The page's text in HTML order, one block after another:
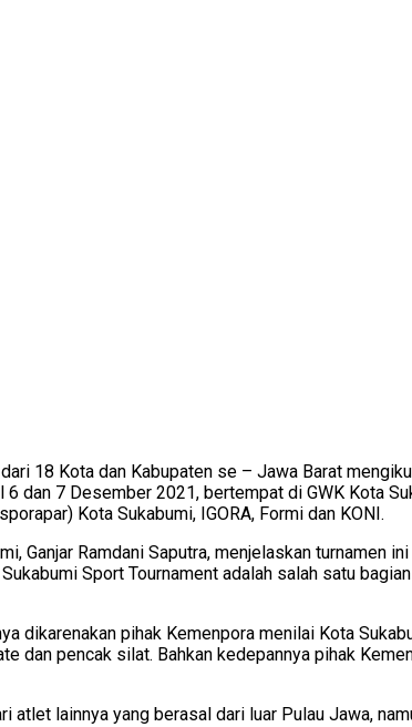
18 Kota dan Kabupaten se – Jawa Barat
dan 7 Desember 2021, bertempat di GWK Kota
Kota Sukabumi, IGORA, Formi dan KONI.
Ganjar Ramdani Saputra, menjelaskan turnamen
Sport Tournament adalah salah satu
dikarenakan pihak Kemenpora menilai Kota
dan pencak silat. Bahkan kedepannya pihak
atlet lainnya yang berasal dari luar Pulau Jawa,